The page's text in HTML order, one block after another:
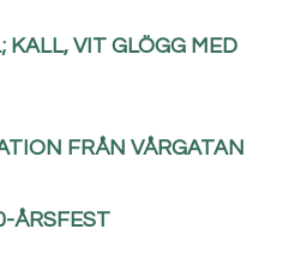
KALL, VIT GLÖGG MED
FRÅN VÅRGATAN
ÅRSFEST